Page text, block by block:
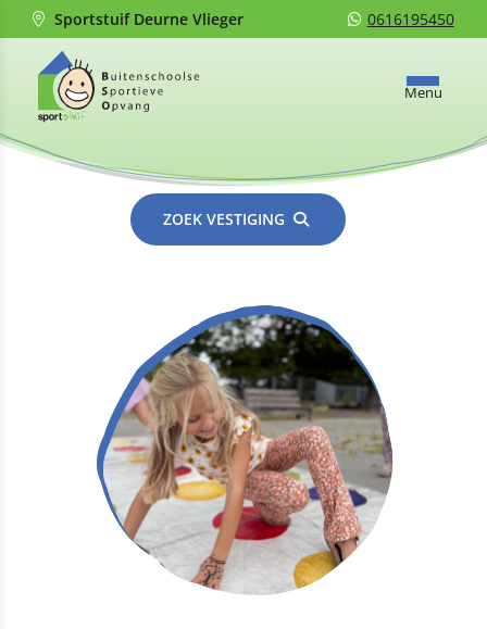
Sportstuif Deurne Vlieger 0616195450
Menu
ZOEK VESTIGING